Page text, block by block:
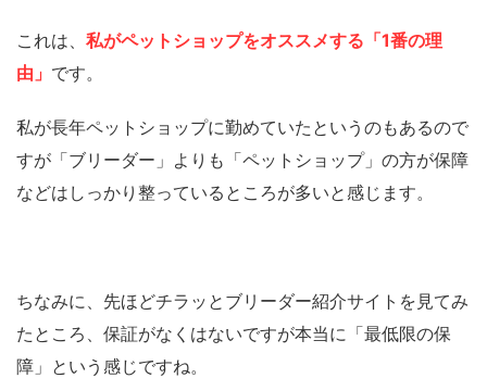
これは、 私がペットショップをオススメする「1番の理
由」 です。
私が長年ペットショップに勤めていたというのもあるので
すが「ブリーダー」よりも「ペットショップ」の方が保障
などはしっかり整っているところが多いと感じます。
ちなみに、先ほどチラッとブリーダー紹介サイトを見てみ
たところ、保証がなくはないですが本当に「最低限の保
障」という感じですね。